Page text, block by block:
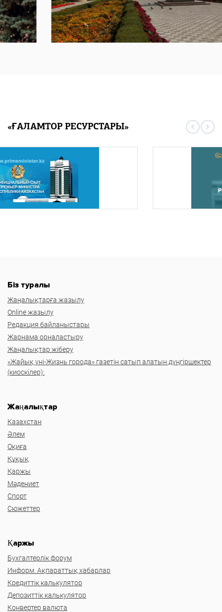
«ҒАЛАМТОР РЕСУРСТАРЫ»
Біз туралы
Жаңалықтарға жазылу
Online жазылу
Редакция байланыстары
Жарнама орналастыру
Жаңалықтар жіберу
«Жайық үні-Жизнь города» газетін сатып алатын дүңгіршектер
(киоскілер):
Жаңалықтар
Казахстан
Әлем
Оқиға
Құқық
Қаржы
Мәдениет
Спорт
Сюжеттер
Қаржы
Бухгалтерлік форум
Информ. Ақпараттық хабарлар
Кредиттік калькулятор
Депозиттік калькулятор
Конвертер валюта